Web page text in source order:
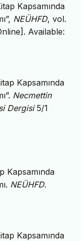
Kapsamında
NEÜHFD, vol.
Available:
Kapsamında
Necmettin
Dergisi5/1
Kapsamında
NEÜHFD.
Kapsamında